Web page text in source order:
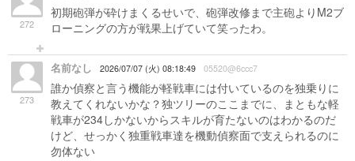
272
初期砲弾が砕けまくるせいで、砲弾改修まで主砲よりM2ブ
ローニングの方が戦果上げていて笑ったわ。
273
名前なし 2026/07/07 (火) 08:18:49 05520@6ccc7
誰か偵察と言う機能が軽戦車には付いているのを独乗りに
教えてくれないかな？独ツリーのここまでに、まともな軽
戦車が234しかないからスキルが育たないのはわかるのだ
けど、せっかく独重戦車達を機動偵察面で支えられるのに
勿体ない